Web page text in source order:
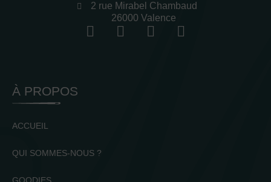
2 rue Mirabel Chambaud
26000 Valence
À PROPOS
ACCUEIL
QUI SOMMES-NOUS ?